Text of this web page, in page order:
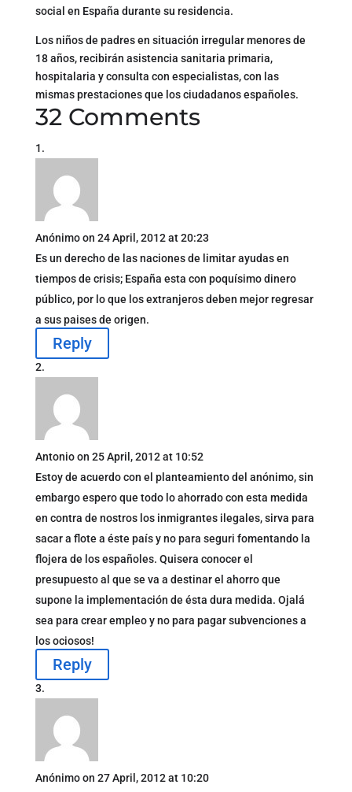
social en España durante su residencia.
Los niños de padres en situación irregular menores de
18 años, recibirán asistencia sanitaria primaria,
hospitalaria y consulta con especialistas, con las
mismas prestaciones que los ciudadanos españoles.
32 Comments
Anónimo on 24 April, 2012 at 20:23
Es un derecho de las naciones de limitar ayudas en
tiempos de crisis; España esta con poquísimo dinero
público, por lo que los extranjeros deben mejor regresar
a sus paises de origen.
Reply
Antonio on 25 April, 2012 at 10:52
Estoy de acuerdo con el planteamiento del anónimo, sin
embargo espero que todo lo ahorrado con esta medida
en contra de nostros los inmigrantes ilegales, sirva para
sacar a flote a éste país y no para seguri fomentando la
flojera de los españoles. Quisera conocer el
presupuesto al que se va a destinar el ahorro que
supone la implementación de ésta dura medida. Ojalá
sea para crear empleo y no para pagar subvenciones a
los ociosos!
Reply
Anónimo on 27 April, 2012 at 10:20